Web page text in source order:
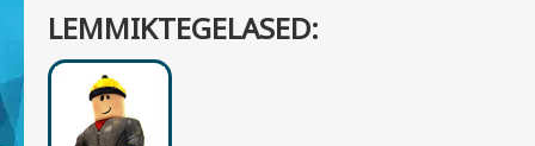
LEMMIKTEGELASED: